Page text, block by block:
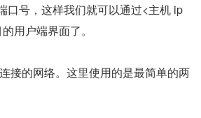
口号，这样我们就可以通过<主机 ip
用户端界面了。
接的网络。这里使用的是最简单的两